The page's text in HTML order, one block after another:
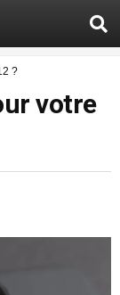
?
votre